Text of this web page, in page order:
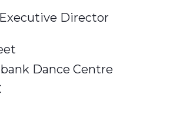
Director
Dance Centre